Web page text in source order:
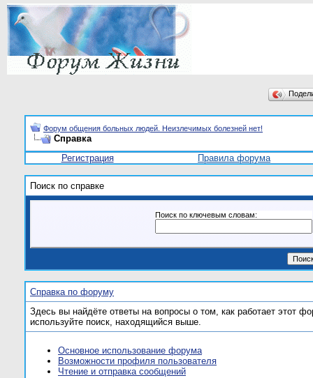
Форум общения больных людей. Неизлечимых болезней нет!
Справка
Регистрация
Правила форума
Поиск по справке
Поиск по ключевым словам:
Справка по форуму
Здесь вы найдёте ответы на вопросы о том, как работает этот
используйте поиск, находящийся выше.
Основное использование форума
Возможности профиля пользователя
Чтение и отправка сообщений